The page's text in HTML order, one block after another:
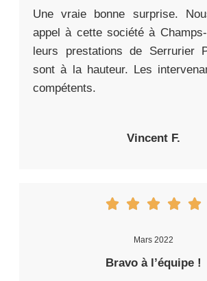
Une vraie bonne surprise.
appel à cette société à
leurs prestations de Serrurier
sont à la hauteur. Les
compétents.
Vincent F.
Mars 2022
Bravo à l’équipe !